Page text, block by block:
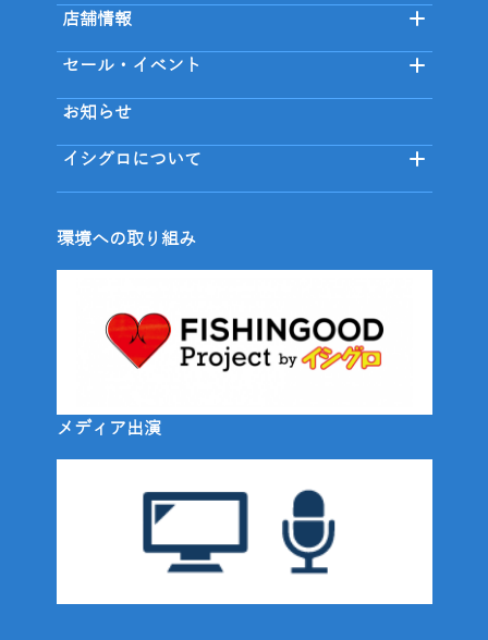
店舗情報
セール・イベント
お知らせ
イシグロについて
環境への取り組み
メディア出演